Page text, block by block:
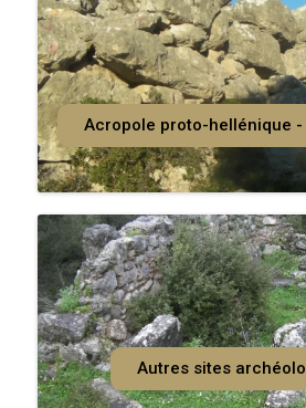
Acropole proto-hellénique -
Autres sites